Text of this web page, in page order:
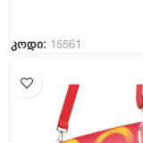
კოდი: 15561